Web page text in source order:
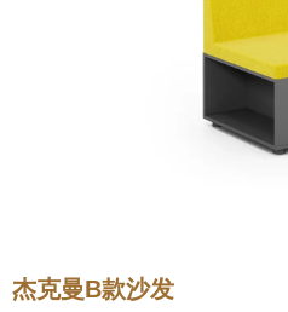
杰克曼B款沙发